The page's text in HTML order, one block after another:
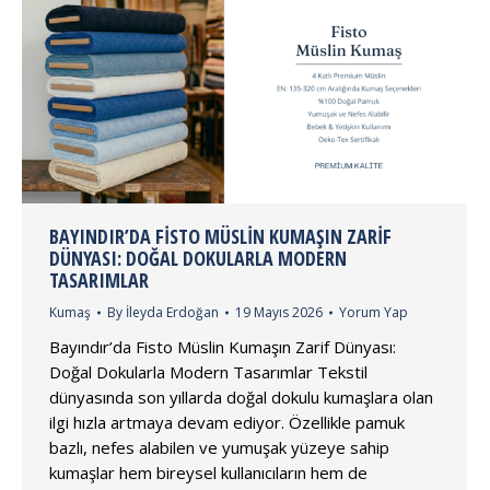
BAYINDIR’DA FISTO MÜSLIN KUMAŞIN ZARIF
DÜNYASI: DOĞAL DOKULARLA MODERN
TASARIMLAR
Kumaş By İleyda Erdoğan 19 Mayıs 2026 Yorum Yap
Bayındır’da Fisto Müslin Kumaşın Zarif Dünyası:
Doğal Dokularla Modern Tasarımlar Tekstil
dünyasında son yıllarda doğal dokulu kumaşlara olan
ilgi hızla artmaya devam ediyor. Özellikle pamuk
bazlı, nefes alabilen ve yumuşak yüzeye sahip
kumaşlar hem bireysel kullanıcıların hem de